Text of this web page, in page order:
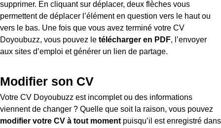
supprimer. En cliquant sur déplacer, deux flèches vous
permettent de déplacer l’élément en question vers le haut ou
vers le bas. Une fois que vous avez terminé votre CV
Doyoubuzz, vous pouvez le télécharger en PDF, l’envoyer
aux sites d’emploi et générer un lien de partage.
Modifier son CV
Votre CV Doyoubuzz est incomplet ou des informations
viennent de changer ? Quelle que soit la raison, vous pouvez
modifier votre CV à tout moment puisqu’il est enregistré dans